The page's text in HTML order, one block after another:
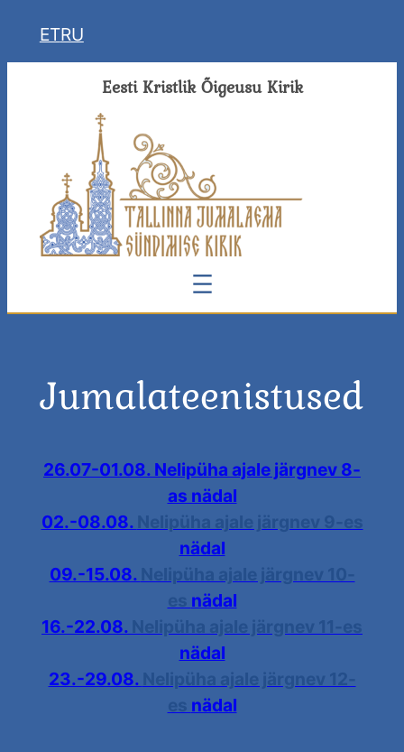
ETRU
Eesti Kristlik Õigeusu Kirik
Jumalateenistused
26.07-01.08. Nelipüha ajale järgnev 8-
as nädal
02.-08.08.
nädal
09.-15.08.
nädal
16.-22.08.
nädal
23.-29.08.
nädal